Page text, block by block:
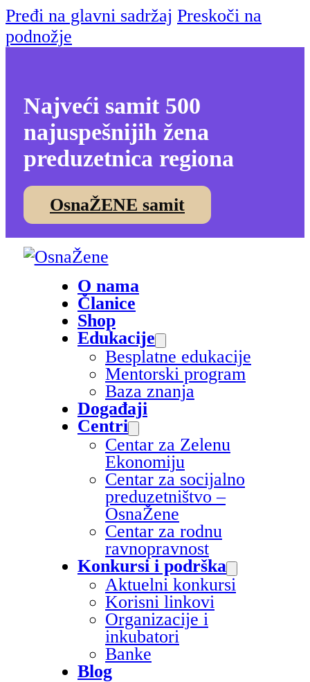
Pređi na glavni sadržaj Preskoči na
podnožje
Najveći samit 500
najuspešnijih žena
preduzetnica regiona
OsnaŽENE samit
O nama
Članice
Shop
Edukacije
Besplatne edukacije
Mentorski program
Baza znanja
Događaji
Centri
Centar za Zelenu
Ekonomiju
Centar za socijalno
preduzetništvo –
OsnaŽene
Centar za rodnu
ravnopravnost
Konkursi i podrška
Aktuelni konkursi
Korisni linkovi
Organizacije i
inkubatori
Banke
Blog